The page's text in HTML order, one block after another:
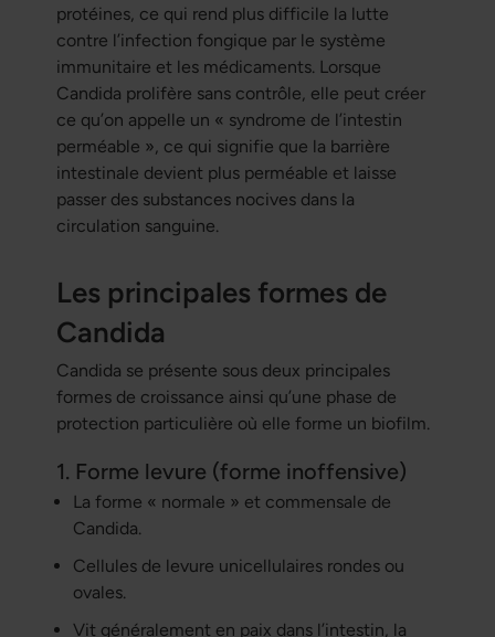
protéines, ce qui rend plus difficile la lutte
contre l’infection fongique par le système
immunitaire et les médicaments. Lorsque
Candida prolifère sans contrôle, elle peut créer
ce qu’on appelle un « syndrome de l’intestin
perméable », ce qui signifie que la barrière
intestinale devient plus perméable et laisse
passer des substances nocives dans la
circulation sanguine.
Les principales formes de
Candida
Candida se présente sous deux principales
formes de croissance ainsi qu’une phase de
protection particulière où elle forme un biofilm.
1. Forme levure (forme inoffensive)
La forme « normale » et commensale de
Candida.
Cellules de levure unicellulaires rondes ou
ovales.
Vit généralement en paix dans l’intestin, la